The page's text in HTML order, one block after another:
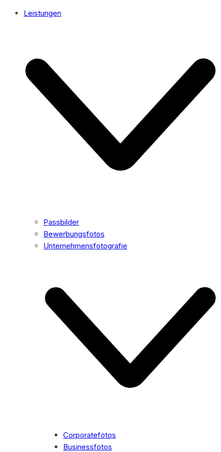
Leistungen
Passbilder
Bewerbungsfotos
Unternehmensfotografie
Corporatefotos
Businessfotos